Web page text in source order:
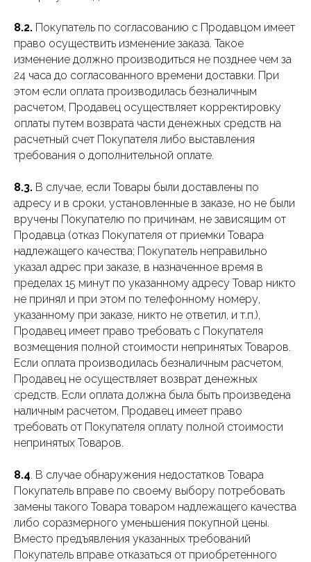
8.2. Покупатель по согласованию с Продавцом имеет
право осуществить изменение заказа. Такое
изменение должно производиться не позднее чем за
24 часа до согласованного времени доставки. При
этом если оплата производилась безналичным
расчетом, Продавец осуществляет корректировку
оплаты путем возврата части денежных средств на
расчетный счет Покупателя либо выставления
требования о дополнительной оплате.
8.3. В случае, если Товары были доставлены по
адресу и в сроки, установленные в заказе, но не были
вручены Покупателю по причинам, не зависящим от
Продавца (отказ Покупателя от приемки Товара
надлежащего качества; Покупатель неправильно
указал адрес при заказе, в назначенное время в
пределах 15 минут по указанному адресу Товар никто
не принял и при этом по телефонному номеру,
указанному при заказе, никто не ответил, и т.п.),
Продавец имеет право требовать с Покупателя
возмещения полной стоимости непринятых Товаров.
Если оплата производилась безналичным расчетом,
Продавец не осуществляет возврат денежных
средств. Если оплата должна была быть произведена
наличным расчетом, Продавец имеет право
требовать от Покупателя оплату полной стоимости
непринятых Товаров.
8.4. В случае обнаружения недостатков Товара
Покупатель вправе по своему выбору потребовать
замены такого Товара товаром надлежащего качества
либо соразмерного уменьшения покупной цены.
Вместо предъявления указанных требований
Покупатель вправе отказаться от приобретенного